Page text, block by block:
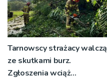
Tarnowscy strażacy walczą
ze skutkami burz.
Zgłoszenia wciąż